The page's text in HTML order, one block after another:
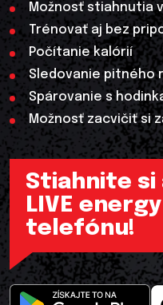
Možnosť stiahnutia
Trénovať aj bez
Počítanie kalórií
Sledovanie pitného
Spárovanie s
Možnosť zacvičiť si
Stiahnite si
LIVE
telefónu!